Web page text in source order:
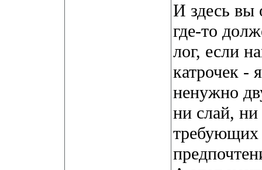
И здесь вы
где-то
лог, если
катрочек -
ненужно
ни слай,
требующих